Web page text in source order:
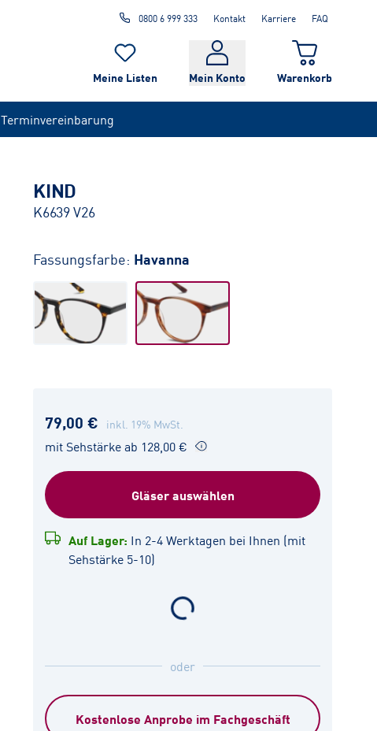
0800 6 999 333 Kontakt Karriere FAQ
Meine Listen Mein Konto Warenkorb
Terminvereinbarung
KIND
K6639 V26
Fassungsfarbe: Havanna
79,00 € inkl. 19% MwSt.
mit Sehstärke ab 128,00 €
Gläser auswählen
Auf Lager: In 2-4 Werktagen bei Ihnen (mit
Sehstärke 5-10)
oder
Kostenlose Anprobe im Fachgeschäft